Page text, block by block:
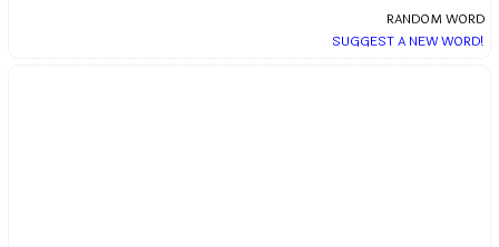
RANDOM WORD
SUGGEST A NEW WORD!